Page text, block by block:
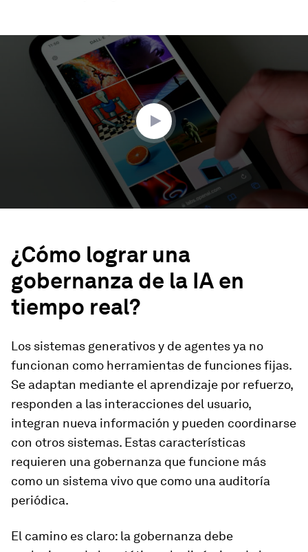
seconds
¿Cómo lograr una
gobernanza de la IA en
tiempo real?
Los sistemas generativos y de agentes ya no
funcionan como herramientas de funciones fijas.
Se adaptan mediante el aprendizaje por refuerzo,
responden a las interacciones del usuario,
integran nueva información y pueden coordinarse
con otros sistemas. Estas características
requieren una gobernanza que funcione más
como un sistema vivo que como una auditoría
periódica.
El camino es claro: la gobernanza debe